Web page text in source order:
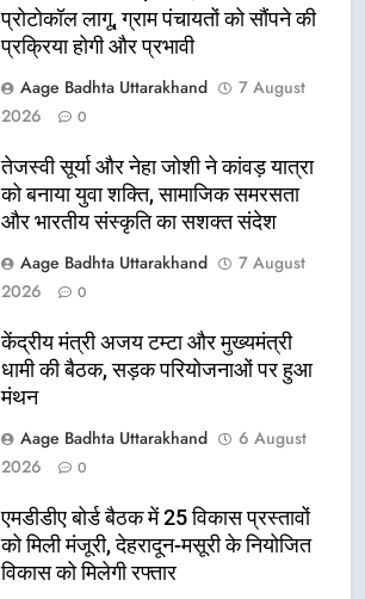
प्रोटोकॉल लागू, ग्राम पंचायतों को सौंपने की
प्रक्रिया होगी और प्रभावी
Aage Badhta Uttarakhand
7 August
2026
0
तेजस्वी सूर्या और नेहा जोशी ने कांवड़ यात्रा
को बनाया युवा शक्ति, सामाजिक समरसता
और भारतीय संस्कृति का सशक्त संदेश
Aage Badhta Uttarakhand
7 August
2026
0
केंद्रीय मंत्री अजय टम्टा और मुख्यमंत्री
धामी की बैठक, सड़क परियोजनाओं पर हुआ
मंथन
Aage Badhta Uttarakhand
6 August
2026
0
एमडीडीए बोर्ड बैठक में 25 विकास प्रस्तावों
को मिली मंजूरी, देहरादून-मसूरी के नियोजित
विकास को मिलेगी रफ्तार